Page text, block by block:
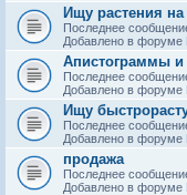
Ищу растения на
Последнее
Добавлено в форуме
Апистограммы и
Последнее
Добавлено в форуме
Ищу
Последнее
Добавлено в форуме
продажа
Последнее
Добавлено в форуме